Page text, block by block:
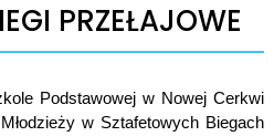
PRZEŁAJOWE
Podstawowej w Nowej Cerkwi
w Sztafetowych Biegach